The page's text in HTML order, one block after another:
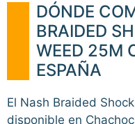
DÓNDE
BRAIDED
WEED 25M
ESPAÑA
El Nash Braided
disponible en